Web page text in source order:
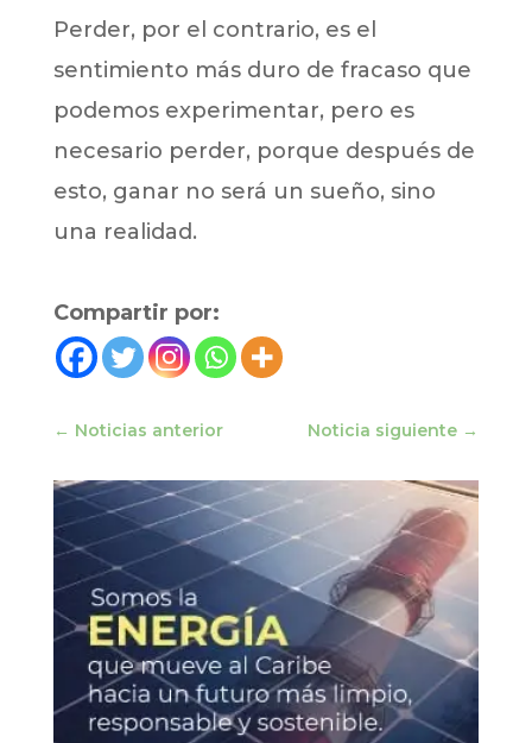
Perder, por el contrario, es el
sentimiento más duro de fracaso que
podemos experimentar, pero es
necesario perder, porque después de
esto, ganar no será un sueño, sino
una realidad.
Compartir por:
← Noticias anterior Noticia siguiente →